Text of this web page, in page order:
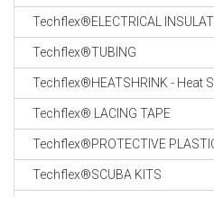
Techflex®ELECTRICAL
Techflex®TUBING
Techflex®HEATSHRINK - Heat
Techflex® LACING TAPE
Techflex®PROTECTIVE
Techflex®SCUBA KITS